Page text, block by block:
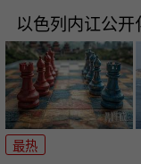
以色列内讧公
最热